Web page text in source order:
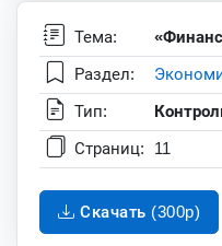
Тема:
Раздел:
Тип:
Страниц:
11
Скачать (300p)